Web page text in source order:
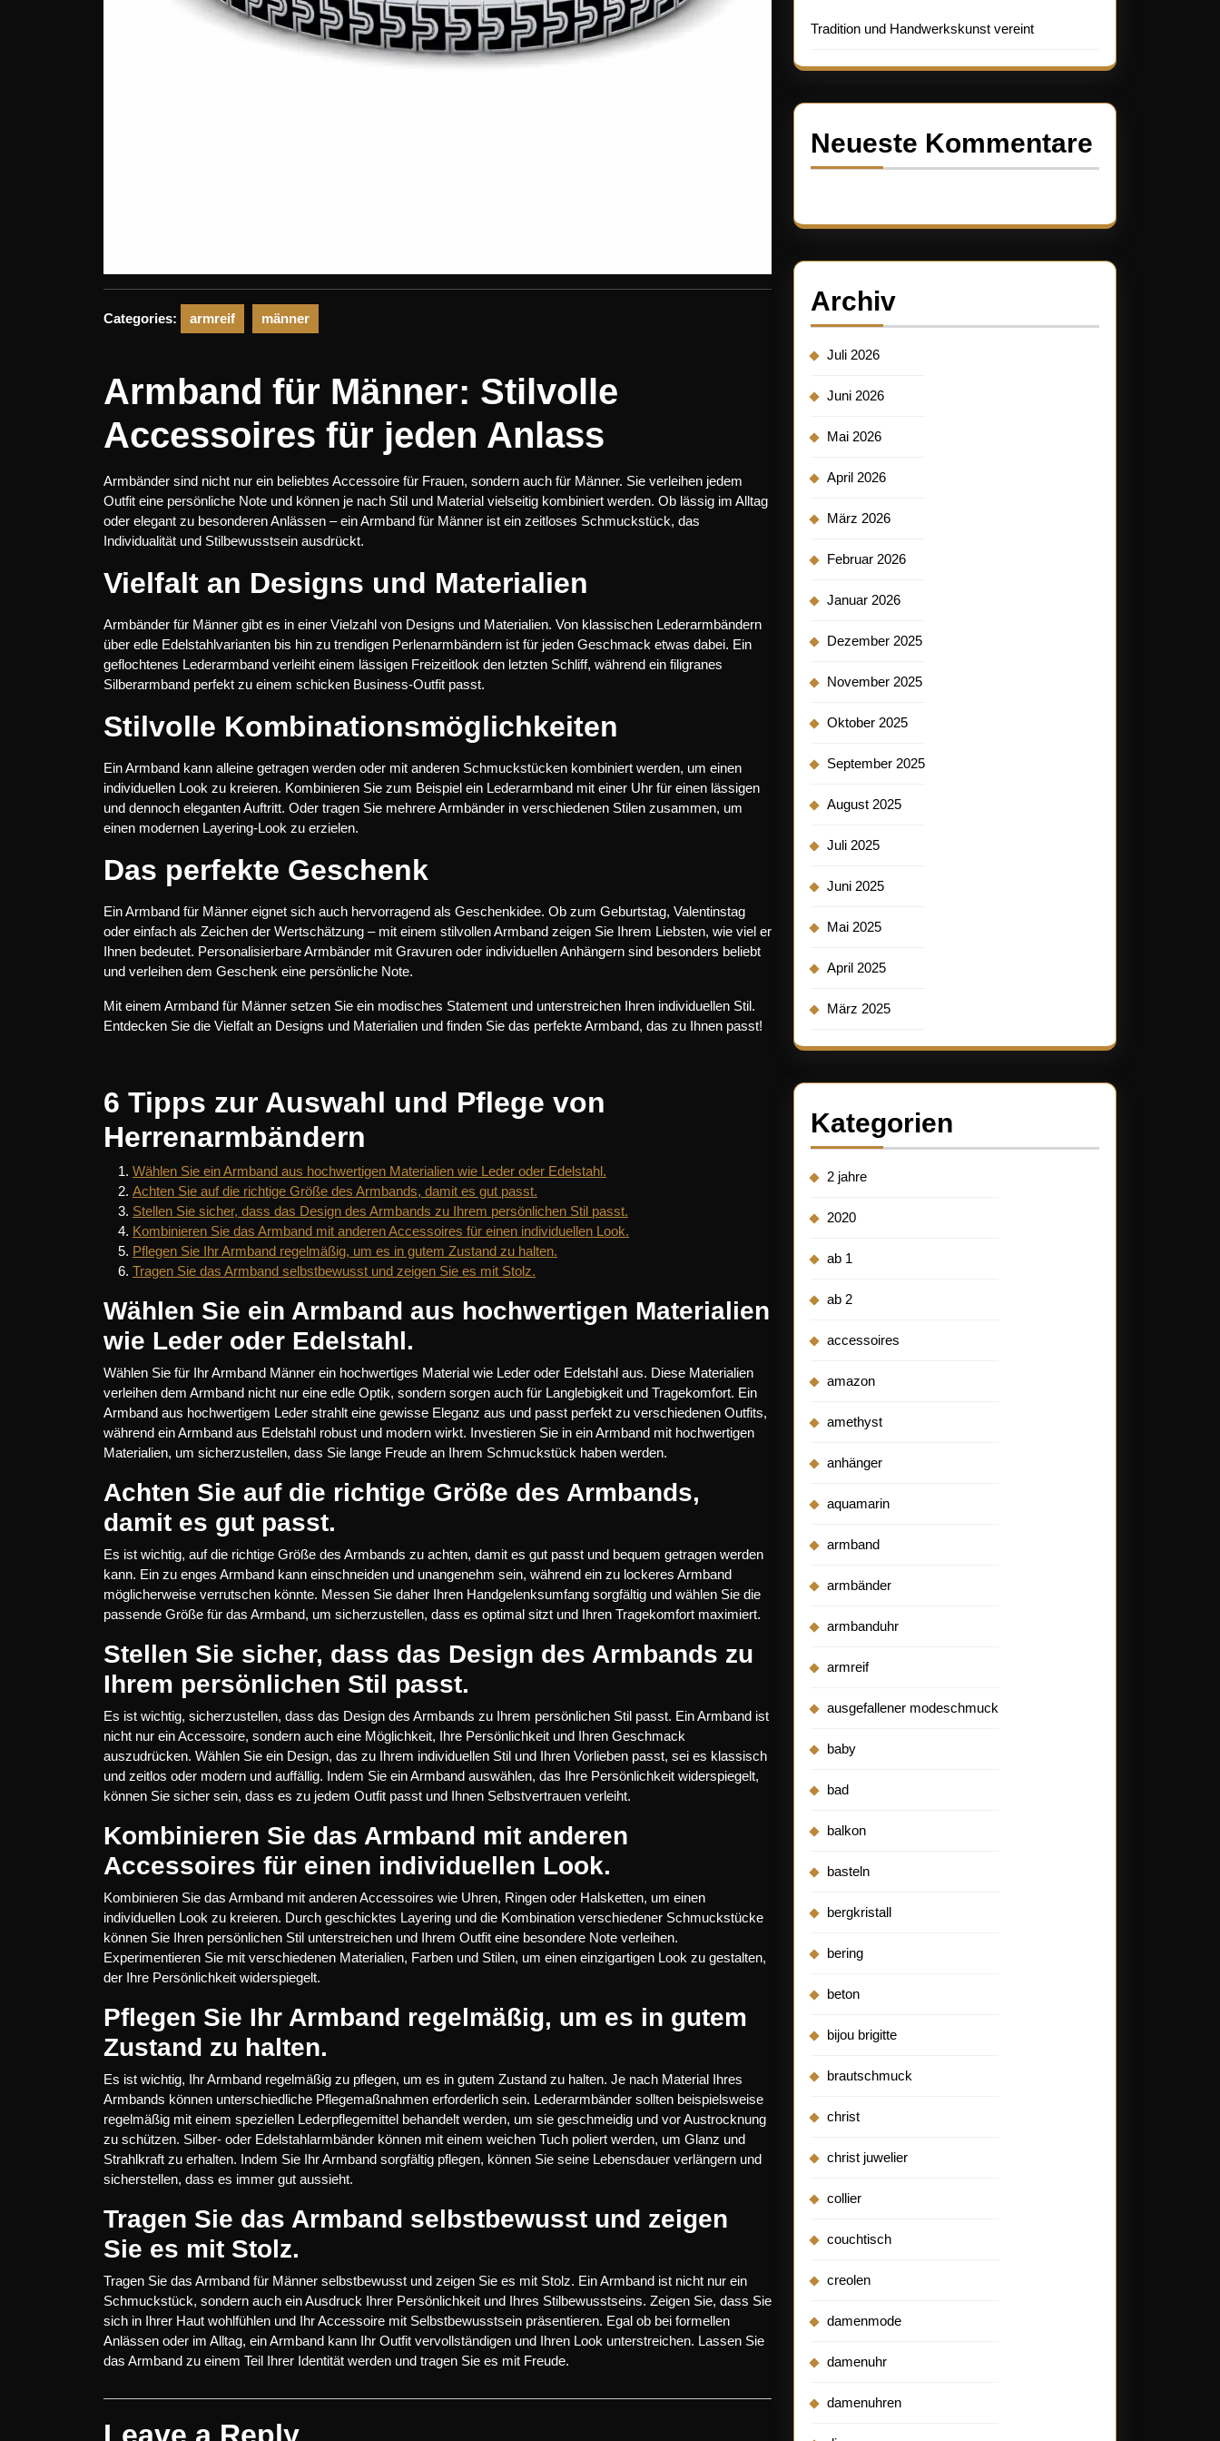
Categories: armreif männer
Armband für Männer: Stilvolle
Accessoires für jeden Anlass
Armbänder sind nicht nur ein beliebtes Accessoire für Frauen, sondern auch für Männer. Sie verleihen jedem
Outfit eine persönliche Note und können je nach Stil und Material vielseitig kombiniert werden. Ob lässig im Alltag
oder elegant zu besonderen Anlässen – ein Armband für Männer ist ein zeitloses Schmuckstück, das
Individualität und Stilbewusstsein ausdrückt.
Vielfalt an Designs und Materialien
Armbänder für Männer gibt es in einer Vielzahl von Designs und Materialien. Von klassischen Lederarmbändern
über edle Edelstahlvarianten bis hin zu trendigen Perlenarmbändern ist für jeden Geschmack etwas dabei. Ein
geflochtenes Lederarmband verleiht einem lässigen Freizeitlook den letzten Schliff, während ein filigranes
Silberarmband perfekt zu einem schicken Business-Outfit passt.
Stilvolle Kombinationsmöglichkeiten
Ein Armband kann alleine getragen werden oder mit anderen Schmuckstücken kombiniert werden, um einen
individuellen Look zu kreieren. Kombinieren Sie zum Beispiel ein Lederarmband mit einer Uhr für einen lässigen
und dennoch eleganten Auftritt. Oder tragen Sie mehrere Armbänder in verschiedenen Stilen zusammen, um
einen modernen Layering-Look zu erzielen.
Das perfekte Geschenk
Ein Armband für Männer eignet sich auch hervorragend als Geschenkidee. Ob zum Geburtstag, Valentinstag
oder einfach als Zeichen der Wertschätzung – mit einem stilvollen Armband zeigen Sie Ihrem Liebsten, wie viel er
Ihnen bedeutet. Personalisierbare Armbänder mit Gravuren oder individuellen Anhängern sind besonders beliebt
und verleihen dem Geschenk eine persönliche Note.
Mit einem Armband für Männer setzen Sie ein modisches Statement und unterstreichen Ihren individuellen Stil.
Entdecken Sie die Vielfalt an Designs und Materialien und finden Sie das perfekte Armband, das zu Ihnen passt!
6 Tipps zur Auswahl und Pflege von
Herrenarmbändern
Wählen Sie ein Armband aus hochwertigen Materialien wie Leder oder Edelstahl.
Achten Sie auf die richtige Größe des Armbands, damit es gut passt.
Stellen Sie sicher, dass das Design des Armbands zu Ihrem persönlichen Stil passt.
Kombinieren Sie das Armband mit anderen Accessoires für einen individuellen Look.
Pflegen Sie Ihr Armband regelmäßig, um es in gutem Zustand zu halten.
Tragen Sie das Armband selbstbewusst und zeigen Sie es mit Stolz.
Wählen Sie ein Armband aus hochwertigen Materialien
wie Leder oder Edelstahl.
Wählen Sie für Ihr Armband Männer ein hochwertiges Material wie Leder oder Edelstahl aus. Diese Materialien
verleihen dem Armband nicht nur eine edle Optik, sondern sorgen auch für Langlebigkeit und Tragekomfort. Ein
Armband aus hochwertigem Leder strahlt eine gewisse Eleganz aus und passt perfekt zu verschiedenen Outfits,
während ein Armband aus Edelstahl robust und modern wirkt. Investieren Sie in ein Armband mit hochwertigen
Materialien, um sicherzustellen, dass Sie lange Freude an Ihrem Schmuckstück haben werden.
Achten Sie auf die richtige Größe des Armbands,
damit es gut passt.
Es ist wichtig, auf die richtige Größe des Armbands zu achten, damit es gut passt und bequem getragen werden
kann. Ein zu enges Armband kann einschneiden und unangenehm sein, während ein zu lockeres Armband
möglicherweise verrutschen könnte. Messen Sie daher Ihren Handgelenksumfang sorgfältig und wählen Sie die
passende Größe für das Armband, um sicherzustellen, dass es optimal sitzt und Ihren Tragekomfort maximiert.
Stellen Sie sicher, dass das Design des Armbands zu
Ihrem persönlichen Stil passt.
Es ist wichtig, sicherzustellen, dass das Design des Armbands zu Ihrem persönlichen Stil passt. Ein Armband ist
nicht nur ein Accessoire, sondern auch eine Möglichkeit, Ihre Persönlichkeit und Ihren Geschmack
auszudrücken. Wählen Sie ein Design, das zu Ihrem individuellen Stil und Ihren Vorlieben passt, sei es klassisch
und zeitlos oder modern und auffällig. Indem Sie ein Armband auswählen, das Ihre Persönlichkeit widerspiegelt,
können Sie sicher sein, dass es zu jedem Outfit passt und Ihnen Selbstvertrauen verleiht.
Kombinieren Sie das Armband mit anderen
Accessoires für einen individuellen Look.
Kombinieren Sie das Armband mit anderen Accessoires wie Uhren, Ringen oder Halsketten, um einen
individuellen Look zu kreieren. Durch geschicktes Layering und die Kombination verschiedener Schmuckstücke
können Sie Ihren persönlichen Stil unterstreichen und Ihrem Outfit eine besondere Note verleihen.
Experimentieren Sie mit verschiedenen Materialien, Farben und Stilen, um einen einzigartigen Look zu gestalten,
der Ihre Persönlichkeit widerspiegelt.
Pflegen Sie Ihr Armband regelmäßig, um es in gutem
Zustand zu halten.
Es ist wichtig, Ihr Armband regelmäßig zu pflegen, um es in gutem Zustand zu halten. Je nach Material Ihres
Armbands können unterschiedliche Pflegemaßnahmen erforderlich sein. Lederarmbänder sollten beispielsweise
regelmäßig mit einem speziellen Lederpflegemittel behandelt werden, um sie geschmeidig und vor Austrocknung
zu schützen. Silber- oder Edelstahlarmbänder können mit einem weichen Tuch poliert werden, um Glanz und
Strahlkraft zu erhalten. Indem Sie Ihr Armband sorgfältig pflegen, können Sie seine Lebensdauer verlängern und
sicherstellen, dass es immer gut aussieht.
Tragen Sie das Armband selbstbewusst und zeigen
Sie es mit Stolz.
Tragen Sie das Armband für Männer selbstbewusst und zeigen Sie es mit Stolz. Ein Armband ist nicht nur ein
Schmuckstück, sondern auch ein Ausdruck Ihrer Persönlichkeit und Ihres Stilbewusstseins. Zeigen Sie, dass Sie
sich in Ihrer Haut wohlfühlen und Ihr Accessoire mit Selbstbewusstsein präsentieren. Egal ob bei formellen
Anlässen oder im Alltag, ein Armband kann Ihr Outfit vervollständigen und Ihren Look unterstreichen. Lassen Sie
das Armband zu einem Teil Ihrer Identität werden und tragen Sie es mit Freude.
Tradition und Handwerkskunst vereint
Neueste Kommentare
Archiv
Juli 2026
Juni 2026
Mai 2026
April 2026
März 2026
Februar 2026
Januar 2026
Dezember 2025
November 2025
Oktober 2025
September 2025
August 2025
Juli 2025
Juni 2025
Mai 2025
April 2025
März 2025
Kategorien
2 jahre
2020
ab 1
ab 2
accessoires
amazon
amethyst
anhänger
aquamarin
armband
armbänder
armbanduhr
armreif
ausgefallener modeschmuck
baby
bad
balkon
basteln
bergkristall
bering
beton
bijou brigitte
brautschmuck
christ
christ juwelier
collier
couchtisch
creolen
damenmode
damenuhr
damenuhren